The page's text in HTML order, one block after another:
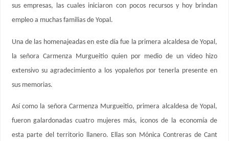
sus empresas, las cuales iniciaron con pocos recursos y hoy brindan
empleo a muchas familias de Yopal.
Una de las homenajeadas en este día fue la primera alcaldesa de Yopal,
la señora Carmenza Murgueitio quien por medio de un video hizo
extensivo su agradecimiento a los yopaleños por tenerla presente en
sus memorias.
Así como la señora Carmenza Murgueitio, primera alcaldesa de Yopal,
fueron galardonadas cuatro mujeres más, iconos de la economía de
esta parte del territorio llanero. Ellas son Mónica Contreras de Cant